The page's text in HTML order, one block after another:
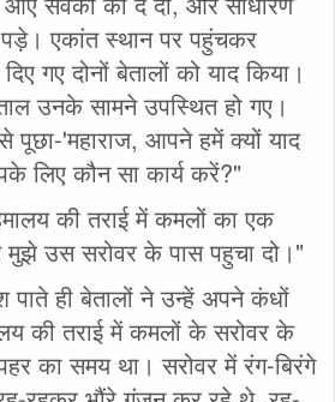
एकांत स्थान पर पहुंचकर
दिए गए दोनों बेतालों को याद किया।
उनके सामने उपस्थित हो गए।
से पूछा-'महाराज, आपने हमें क्यों याद
लिए कौन सा कार्य करें?"
की तराई में कमलों का एक
मुझे उस सरोवर के पास पहुचा दो।"
पाते ही बेतालों ने उन्हें अपने कंधों
की तराई में कमलों के सरोवर के
का समय था। सरोवर में रंग-बिरंगे